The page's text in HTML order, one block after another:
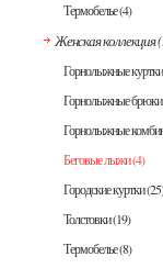
Термобелье(4)
Женская коллекция
Горнолыжные куртки
Горнолыжные брюки
Горнолыжные
Беговые лыжи(4)
Городские куртки(25)
Толстовки(19)
Термобелье(8)